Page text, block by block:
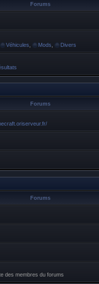
Forums
Véhicules Mods Divers
Forums
Forums
des membres du forums